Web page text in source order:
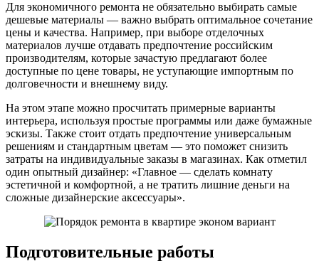
Для экономичного ремонта не обязательно выбирать самые
дешевые материалы — важно выбрать оптимальное сочетание
цены и качества. Например, при выборе отделочных
материалов лучше отдавать предпочтение российским
производителям, которые зачастую предлагают более
доступные по цене товары, не уступающие импортным по
долговечности и внешнему виду.
На этом этапе можно просчитать примерные варианты
интерьера, используя простые программы или даже бумажные
эскизы. Также стоит отдать предпочтение универсальным
решениям и стандартным цветам — это поможет снизить
затраты на индивидуальные заказы в магазинах. Как отметил
один опытный дизайнер: «Главное — сделать комнату
эстетичной и комфортной, а не тратить лишние деньги на
сложные дизайнерские аксессуары».
Подготовительные работы